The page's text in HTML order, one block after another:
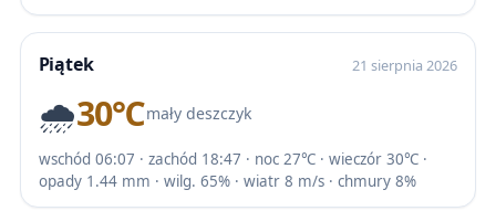
Piątek 21 sierpnia 2026
🌧️30℃mały deszczyk
wschód 06:07 · zachód 18:47 · noc 27℃ · wieczór 30℃ ·
opady 1.44 mm · wilg. 65% · wiatr 8 m/s · chmury 8%